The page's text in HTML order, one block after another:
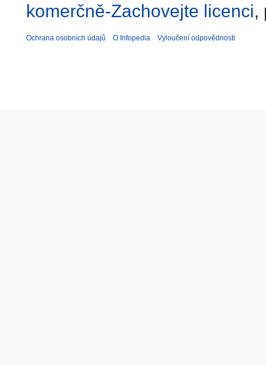
komerčně-Zachovejte licenci,
Ochrana osobních údajů O Infopedia Vyloučení odpovědnosti